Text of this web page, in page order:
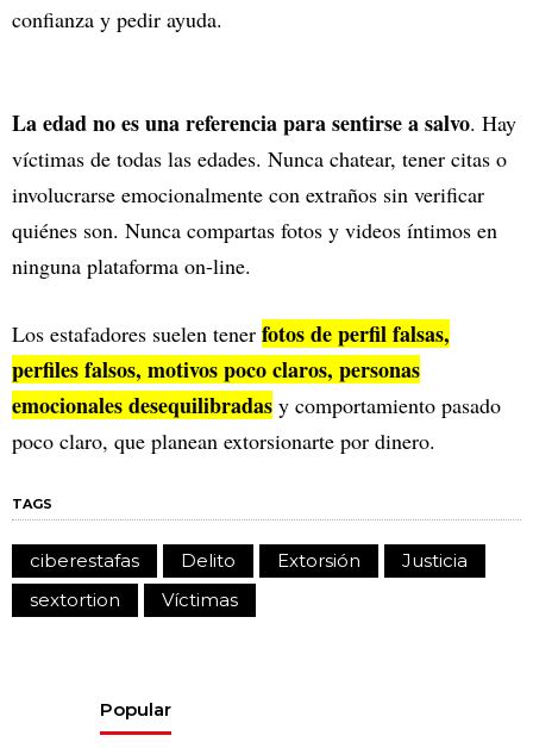
confianza y pedir ayuda.
La edad no es una referencia para sentirse a salvo. Hay
víctimas de todas las edades. Nunca chatear, tener citas o
involucrarse emocionalmente con extraños sin verificar
quiénes son. Nunca compartas fotos y videos íntimos en
ninguna plataforma on-line.
Los estafadores suelen tener fotos de perfil falsas,
perfiles falsos, motivos poco claros, personas
emocionales desequilibradas y comportamiento pasado
poco claro, que planean extorsionarte por dinero.
TAGS
ciberestafas Delito Extorsión
Justicia
sextortion
Víctimas
Popular